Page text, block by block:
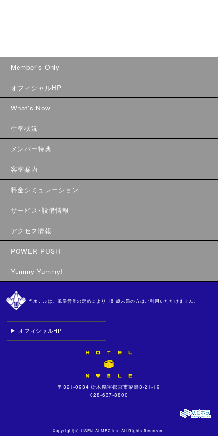
Member's Only
オフィシャルHP
What's New
空室状況
メンバー特典
客室案内
料金シミュレーション
サービス･設備情報
アクセス情報
POWER PUSH
Yummy Yummy!
当ホテルは、風俗営業の定めにより 18 歳未満の方はご利用いただけません。
オフィシャルHP
〒321-0934 栃木県宇都宮市簗瀬3-21-19
028-637-8800
Copyright(c)USEN-ALMEX inc, All Rights Reserved.